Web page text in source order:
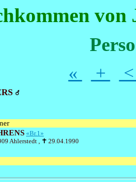
« +
«Br.1»
Ahlerstedt ,
29.04.1990